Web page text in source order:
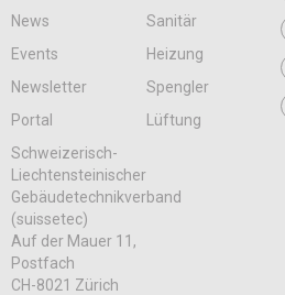
News
Sanitär
Events
Heizung
Newsletter
Spengler
Portal
Lüftung
Schweizerisch-
Liechtensteinischer
Gebäudetechnikverband
(suissetec)
Auf der Mauer 11,
Postfach
CH-8021 Zürich